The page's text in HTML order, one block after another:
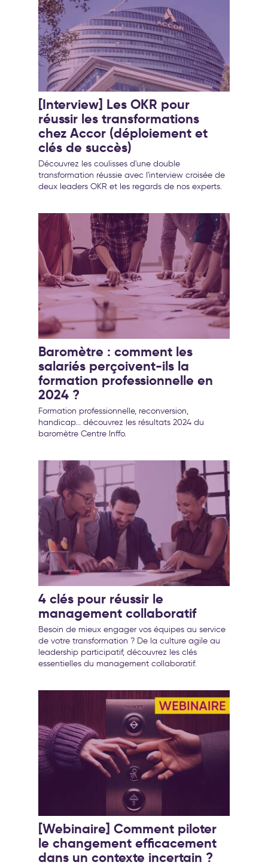
[Interview] Les OKR pour
réussir les transformations
chez Accor (déploiement et
clés de succès)
Découvrez les coulisses d'une double
transformation réussie avec l'interview croisée de
deux leaders OKR et les regards de nos experts.
Baromètre : comment les
salariés perçoivent-ils la
formation professionnelle en
2024 ?
Formation professionnelle, reconversion,
handicap... découvrez les résultats 2024 du
baromètre Centre Inffo.
4 clés pour réussir le
management collaboratif
Besoin de mieux engager vos équipes au service
de votre transformation ? De la culture agile au
leadership participatif, découvrez les clés
essentielles du management collaboratif.
[Webinaire] Comment piloter
le changement efficacement
dans un contexte incertain ?